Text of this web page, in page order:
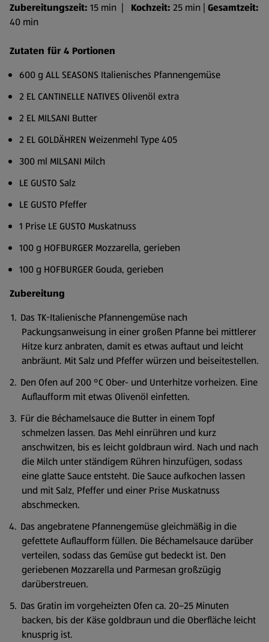
Zubereitungszeit: 15 min | Kochzeit: 25 min | Gesamtzeit:
40 min
Zutaten für 4 Portionen
600 g ALL SEASONS Italienisches Pfannengemüse
2 EL CANTINELLE NATIVES Olivenöl extra
2 EL MILSANI Butter
2 EL GOLDÄHREN Weizenmehl Type 405
300 ml MILSANI Milch
LE GUSTO Salz
LE GUSTO Pfeffer
1 Prise LE GUSTO Muskatnuss
100 g HOFBURGER Mozzarella, gerieben
100 g HOFBURGER Gouda, gerieben
Zubereitung
Das TK-Italienische Pfannengemüse nach
Packungsanweisung in einer großen Pfanne bei mittlerer
Hitze kurz anbraten, damit es etwas auftaut und leicht
anbräunt. Mit Salz und Pfeffer würzen und beiseitestellen.
Den Ofen auf 200 °C Ober- und Unterhitze vorheizen. Eine
Auflaufform mit etwas Olivenöl einfetten.
Für die Béchamelsauce die Butter in einem Topf
schmelzen lassen. Das Mehl einrühren und kurz
anschwitzen, bis es leicht goldbraun wird. Nach und nach
die Milch unter ständigem Rühren hinzufügen, sodass
eine glatte Sauce entsteht. Die Sauce aufkochen lassen
und mit Salz, Pfeffer und einer Prise Muskatnuss
abschmecken.
Das angebratene Pfannengemüse gleichmäßig in die
gefettete Auflaufform füllen. Die Béchamelsauce darüber
verteilen, sodass das Gemüse gut bedeckt ist. Den
geriebenen Mozzarella und Parmesan großzügig
darüberstreuen.
Das Gratin im vorgeheizten Ofen ca. 20–25 Minuten
backen, bis der Käse goldbraun und die Oberfläche leicht
knusprig ist.